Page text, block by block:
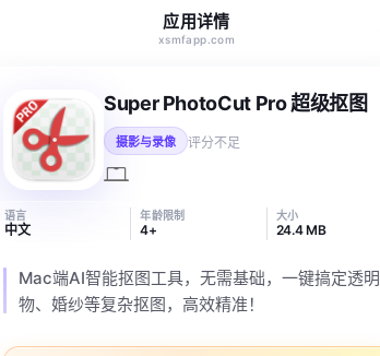
应用详情
xsmfapp.com
Super PhotoCut Pro 超级抠图
摄影与录像 评分不足
语言
中文
年龄限制
4+
大小
24.4 MB
Mac端AI智能抠图工具，无需基础，一键搞定透明
物、婚纱等复杂抠图，高效精准！